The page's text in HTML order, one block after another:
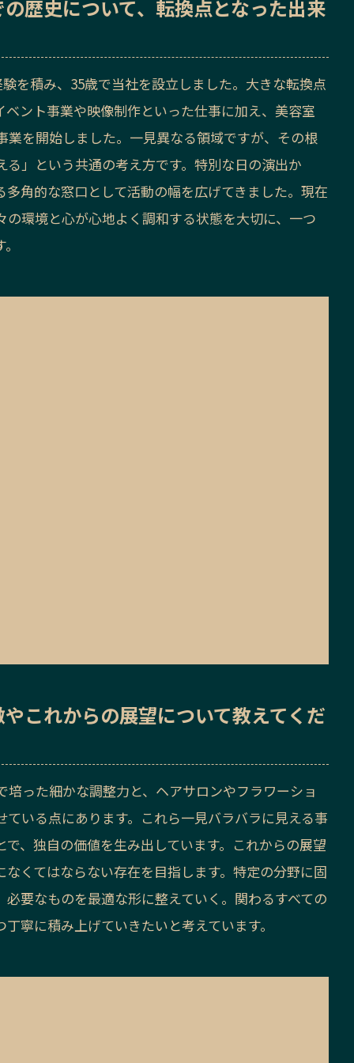
歴史について、転換点となった出来
を積み、35歳で当社を設立しました。大きな転換点
ント事業や映像制作といった仕事に加え、美容室
を開始しました。一見異なる領域ですが、その根
」という共通の考え方です。特別な日の演出か
角的な窓口として活動の幅を広げてきました。現在
環境と心が心地よく調和する状態を大切に、一つ
やこれからの展望について教えてくだ
った細かな調整力と、ヘアサロンやフラワーショ
いる点にあります。これら一見バラバラに見える事
、独自の価値を生み出しています。これからの展望
くてはならない存在を目指します。特定の分野に固
要なものを最適な形に整えていく。関わるすべての
寧に積み上げていきたいと考えています。